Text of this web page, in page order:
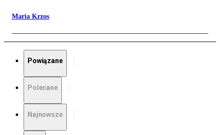
Maria Krzos
Powiązane
Polecane
Najnowsze